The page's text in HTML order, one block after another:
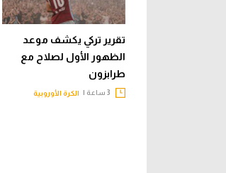
تقرير تركي يكشف موعد
الظهور الأول لصلاح مع
طرابزون
الكرة الأوروبية